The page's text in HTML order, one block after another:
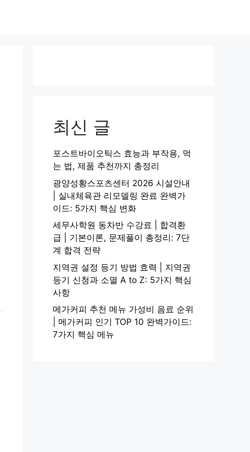
최신 글
포스트바이오틱스 효능과 부작용, 먹
는 법, 제품 추천까지 총정리
광양성황스포츠센터 2026 시설안내
| 실내체육관 리모델링 완료 완벽가
이드: 5가지 핵심 변화
세무사학원 동차반 수강료 | 합격환
급 | 기본이론, 문제풀이 총정리: 7단
계 합격 전략
지역권 설정 등기 방법 효력 | 지역권
등기 신청과 소멸 A to Z: 5가지 핵심
사항
메가커피 추천 메뉴 가성비 음료 순위
| 메가커피 인기 TOP 10 완벽가이드:
7가지 핵심 메뉴